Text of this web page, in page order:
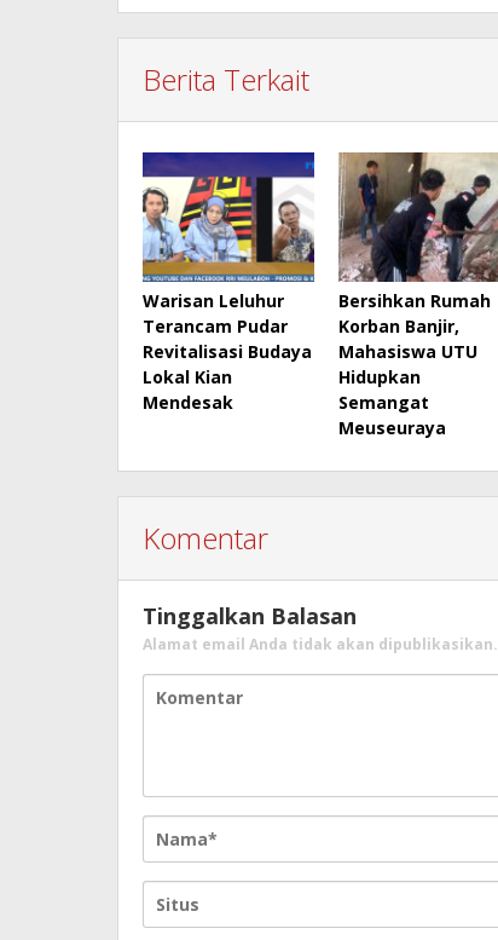
Berita Terkait
Warisan Leluhur
Terancam Pudar
Revitalisasi Budaya
Lokal Kian
Mendesak
Bersihkan Rumah
Korban Banjir,
Mahasiswa UTU
Hidupkan
Semangat
Meuseuraya
Komentar
Tinggalkan Balasan
Alamat email Anda tidak akan dipublikasikan.